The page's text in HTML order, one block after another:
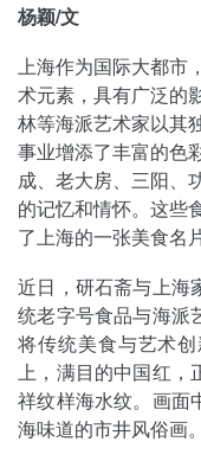
杨颖/文
上海作为国际大都市
术元素，具有广泛的
林等海派艺术家以其
事业增添了丰富的色
成、老大房、三阳、
的记忆和情怀。这些
了上海的一张美食名片
近日，研石斋与上海
统老字号食品与海派
将传统美食与艺术
上，满目的中国红
祥纹样海水纹。画面
海味道的市井风俗画。